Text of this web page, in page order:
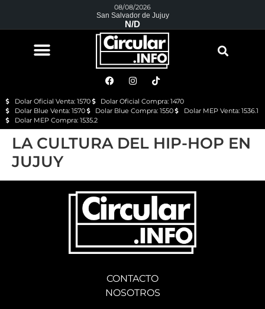
08/08/2026
San Salvador de Jujuy
N/D
Dolar Oficial Venta: 1570
Dolar Oficial Compra: 1470
Dolar Blue Venta: 1570
Dolar Blue Compra: 1550
Dolar MEP Venta: 1536.1
Dolar MEP Compra: 1535.2
LA CULTURA DEL HIP-HOP EN
JUJUY
CONTACTO
NOSOTROS